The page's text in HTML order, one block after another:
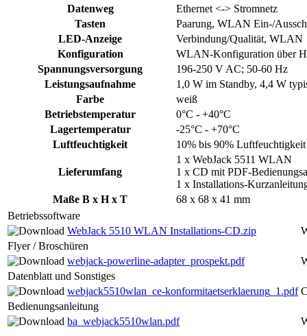
Datenweg
Ethernet <-> Stromnetz
Tasten
Paarung, WLAN Ein-/
LED-Anzeige
Verbindung/Qualität, WLAN
Konfiguration
WLAN-Konfiguration über
Spannungsversorgung
196-250 V AC; 50-60 Hz
Leistungsaufnahme
1,0 W im Standby, 4,4 W
Farbe
weiß
Betriebstemperatur
0°C - +40°C
Lagertemperatur
-25°C - +70°C
Luftfeuchtigkeit
10% bis 90%
Lieferumfang
1 x WebJack 5511 WLAN
1 x CD mit PDF-
1 x Installations-
Maße B x H x T
68 x 68 x 41 mm
Betriebssoftware
WebJack 5510 WLAN Installations-CD.zip
Flyer / Broschüren
webjack-powerline-adapter_prospekt.pdf
Datenblatt und Sonstiges
webjack5510wlan_ce-konformitaetserklaerung_1.pdf
Bedienungsanleitung
ba_webjack5510wlan.pdf